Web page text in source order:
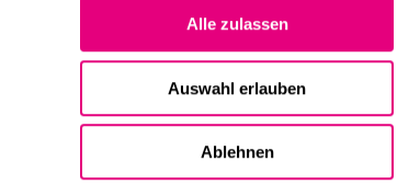
Alle zulassen
Auswahl erlauben
Ablehnen